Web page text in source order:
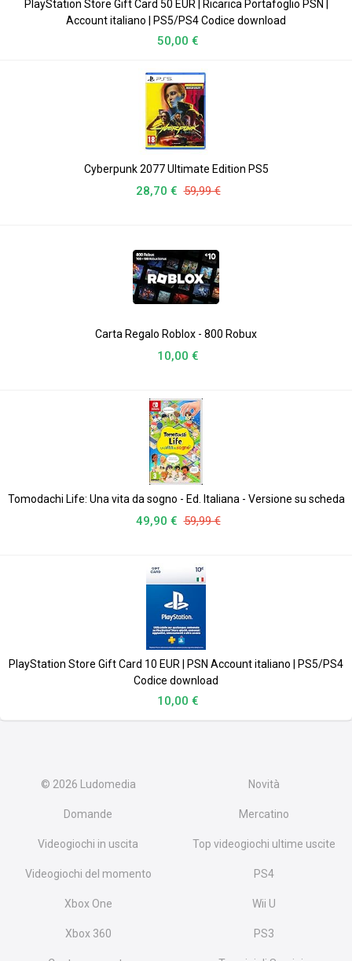
PlayStation Store Gift Card 50 EUR | Ricarica Portafoglio PSN |
Account italiano | PS5/PS4 Codice download
50,00 €
Cyberpunk 2077 Ultimate Edition PS5
28,70 € 59,99 €
Carta Regalo Roblox - 800 Robux
10,00 €
Tomodachi Life: Una vita da sogno - Ed. Italiana - Versione su scheda
49,90 € 59,99 €
PlayStation Store Gift Card 10 EUR | PSN Account italiano | PS5/PS4
Codice download
10,00 €
© 2026 Ludomedia Novità
Domande Mercatino
Videogiochi in uscita Top videogiochi ultime uscite
Videogiochi del momento PS4
Xbox One Wii U
Xbox 360 PS3